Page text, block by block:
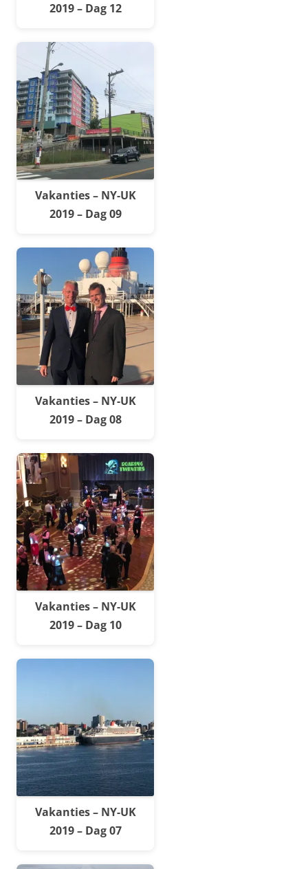
2019 – Dag 12
Vakanties – NY-UK
2019 – Dag 09
Vakanties – NY-UK
2019 – Dag 08
Vakanties – NY-UK
2019 – Dag 10
Vakanties – NY-UK
2019 – Dag 07